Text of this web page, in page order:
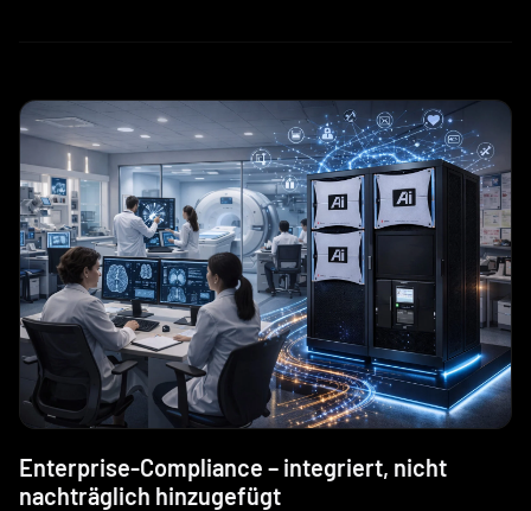
Enterprise-Compliance – integriert, nicht
nachträglich hinzugefügt